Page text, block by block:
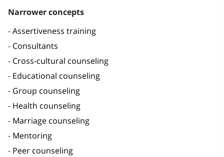
Narrower concepts
Assertiveness training
Consultants
Cross-cultural counseling
Educational counseling
Group counseling
Health counseling
Marriage counseling
Mentoring
Peer counseling